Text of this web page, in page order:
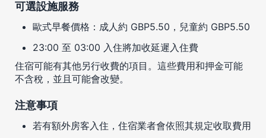
可選設施服務
歐式早餐價格：成人約 GBP5.50，兒童約 GBP5.50
23:00 至 03:00 入住將加收延遲入住費
住宿可能有其他另行收費的項目。這些費用和押金可能
不含稅，並且可能會改變。
注意事項
若有額外房客入住，住宿業者會依照其規定收取費用